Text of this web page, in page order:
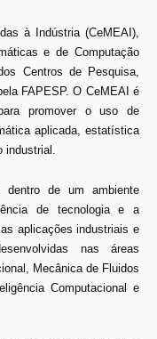
à Indústria (CeMEAI),
e de Computação
Centros de Pesquisa,
FAPESP. O CeMEAI é
promover o uso de
aplicada, estatística
industrial.
dentro de um ambiente
de tecnologia e a
aplicações industriais e
nas áreas
Mecânica de Fluidos
Computacional e